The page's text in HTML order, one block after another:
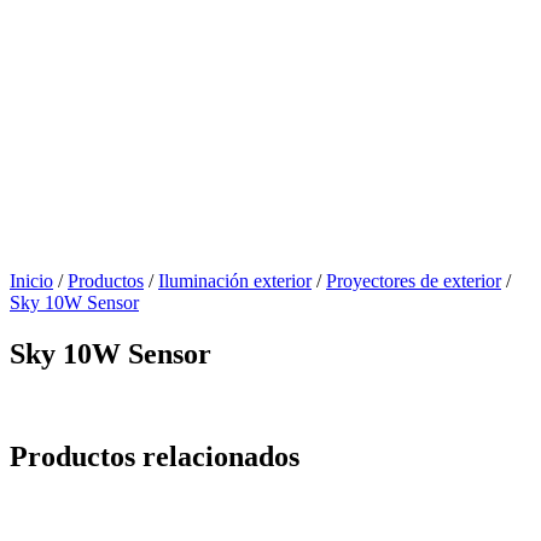
Inicio / Productos / Iluminación exterior / Proyectores de exterior /
Sky 10W Sensor
Sky 10W Sensor
Productos relacionados